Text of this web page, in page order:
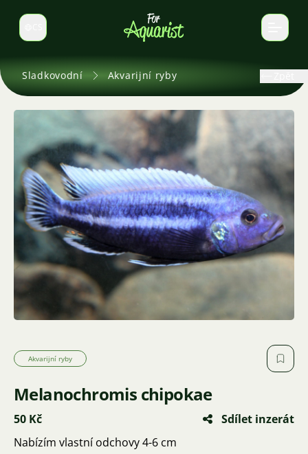
Select language
Sladkovodní Akvarijní ryby
Akvarijní ryby
Melanochromis chipokae
50 Kč
Sdílet inzerát
Nabízím vlastní odchovy 4-6 cm